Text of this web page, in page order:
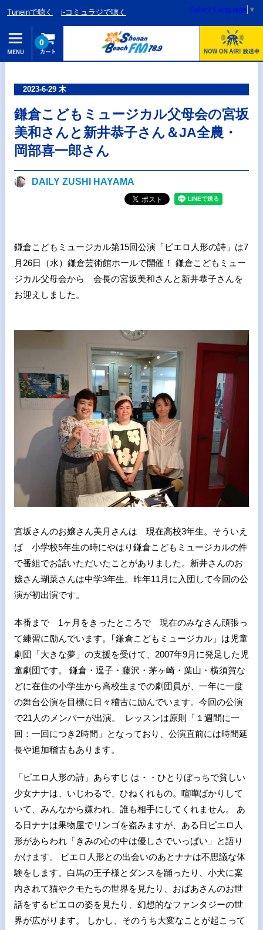
Tuneinで聴く i-コミュラジで聴く Select Language ▼
0
2023-6-29 木
鎌倉こどもミュージカル父母会の宮坂
美和さんと新井恭子さん＆JA全農・
岡部喜一郎さん
DAILY ZUSHI HAYAMA
鎌倉こどもミュージカル第15回公演「ピエロ人形の詩」は7
月26日（水）鎌倉芸術館ホールで開催！ 鎌倉こどもミュー
ジカル父母会から 会長の宮坂美和さんと新井恭子さんを
お迎えしました。
宮坂さんのお嬢さん美月さんは 現在高校3年生。そういえ
ば 小学校5年生の時にやはり鎌倉こどもミュージカルの件
で番組でお話いただいたことがありました。新井さんのお
嬢さん瑚菜さんは中学3年生。昨年11月に入団して今回の公
演が初出演です。
本番まで 1ヶ月をきったところで 現在のみなさん頑張っ
て練習に励んでいます。｢鎌倉こどもミュージカル」は児童
劇団「大きな夢」の支援を受けて、2007年9月に発足した児
童劇団です。 鎌倉・逗子・藤沢・茅ヶ崎・葉山・横須賀な
どに在住の小学生から高校生までの劇団員が、一年に一度
の舞台公演を目標に日々稽古に励んでいます。今回の公演
で21人のメンバーが出演。 レッスンは原則「１週間に一
回：一回につき2時間」となっており、公演直前には時間延
長や追加稽古もあります。
「ピエロ人形の詩」あらすじ は・・ひとりぼっちで貧しい
少女ナナは、いじわるで、ひねくれもの。喧嘩ばかりして
いて、みんなから嫌われ、誰も相手にしてくれません。 あ
る日ナナは果物屋でリンゴを盗みますが、ある日ピエロ人
形があらわれ「きみの心の中は優しさでいっぱい」と語り
かけます。 ピエロ人形との出会いのあとナナは不思議な体
験をします。白馬の王子様とダンスを踊ったり、小犬に案
内されて猫やクモたちの世界を見たり、おばあさんのお世
話をするピエロの姿を見たり、幻想的なファンタジーの世
界が広がります。 しかし、そのうち大変なことが起こって